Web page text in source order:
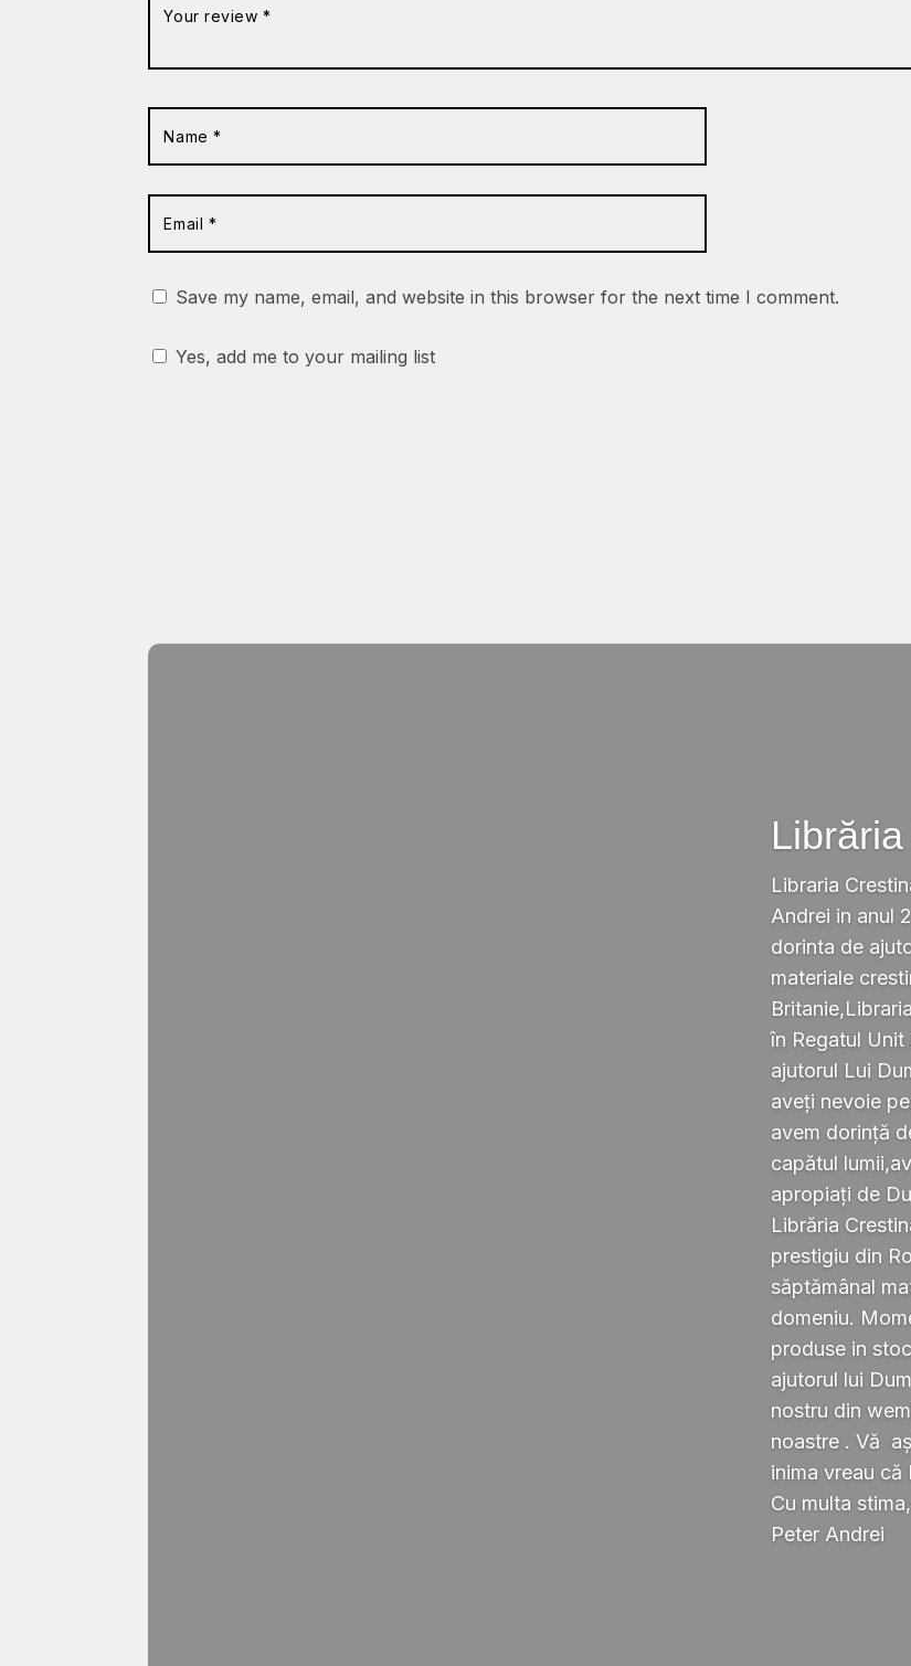
Save my name, email, and website in this browser for the next time I comment.
Yes, add me to your mailing list
Libraria
Andrei in anul
dorinta de
materiale
în Regatul Unit
ajutorul Lui
aveți nevoie
avem dorință
capătul
apropiați de
Librăria
prestigiu din
săptămânal
domeniu.
produse in
ajutorul lui
nostru din
noastre . Vă
inima vreau că
Cu multa
Peter Andrei